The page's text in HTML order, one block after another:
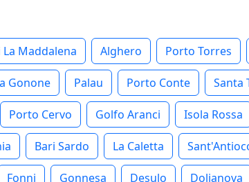
Maddalena Alghero Porto Torres
Gonone Palau Porto Conte Santa
Porto Cervo Golfo Aranci Isola Rossa
Bari Sardo La Caletta
Fonni Gonnesa Desulo Dolianova